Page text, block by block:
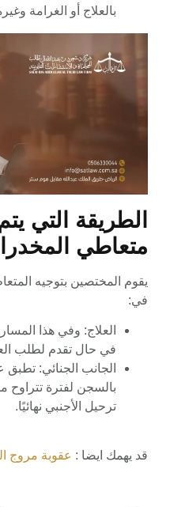
بالعلاج أو الغرامة
الطريقة التي
متعاطي
يقوم المختصين بتوجيه
في:
العلاج: وفي هذا
في حال تقدم لطلب
الجانب الجنائي:
ترحيل الأجنبي نهائيًا.
قد يهمك ايضا : عقوبة مروج